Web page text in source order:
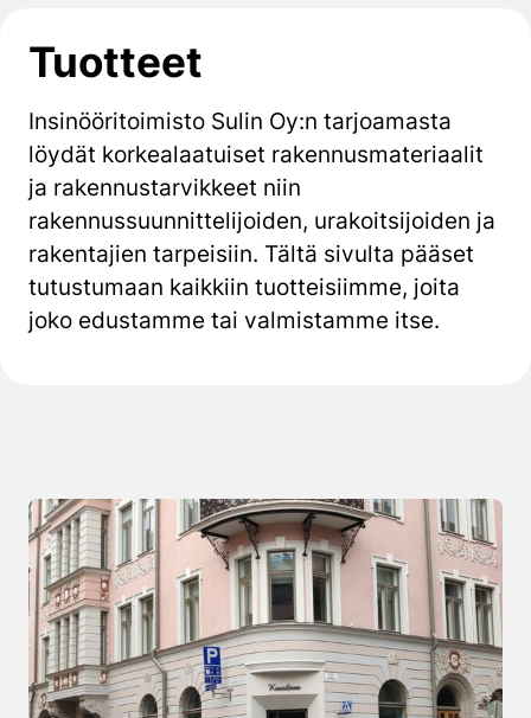
Tuotteet
Insinööritoimisto Sulin Oy:n tarjoamasta
löydät korkealaatuiset rakennusmateriaalit
ja rakennustarvikkeet niin
rakennussuunnittelijoiden, urakoitsijoiden ja
rakentajien tarpeisiin. Tältä sivulta pääset
tutustumaan kaikkiin tuotteisiimme, joita
joko edustamme tai valmistamme itse.